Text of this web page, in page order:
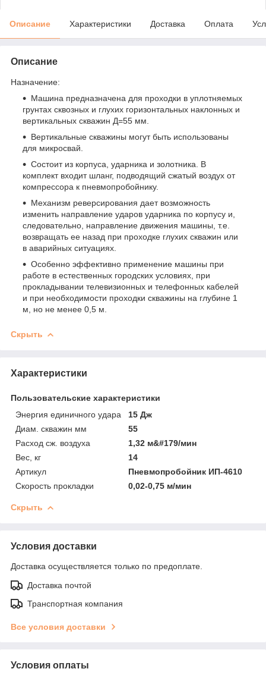
Описание Характеристики Доставка Оплата
Описание
Назначение:
Машина предназначена для проходки в уплотняемых
грунтах сквозных и глухих горизонтальных наклонных и
вертикальных скважин Д=55 мм.
Вертикальные скважины могут быть использованы
для микросвай.
Состоит из корпуса, ударника и золотника. В
комплект входит шланг, подводящий сжатый воздух от
компрессора к пневмопробойнику.
Механизм реверсирования дает возможность
изменить направление ударов ударника по корпусу и,
следовательно, направление движения машины, т.е.
возвращать ее назад при проходке глухих скважин или
в аварийных ситуациях.
Особенно эффективно применение машины при
работе в естественных городских условиях, при
прокладывании телевизионных и телефонных кабелей
и при необходимости проходки скважины на глубине 1
м, но не менее 0,5 м.
Скрыть
Характеристики
Пользовательские характеристики
Энергия единичного удара
15 Дж
Диам. скважин мм
55
Расход сж. воздуха
1,32 м&#179/мин
Вес, кг
14
Артикул
Пневмопробойник ИП-4610
Скорость прокладки
0,02-0,75 м/мин
Скрыть
Условия доставки
Доставка осуществляется только по предоплате.
Доставка почтой
Транспортная компания
Все условия доставки
Условия оплаты